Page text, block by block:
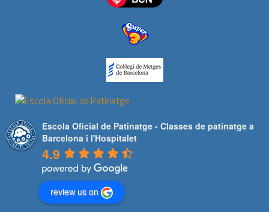
Escola Oficial de Patinatge - Classes de patinatge a
Barcelona i l'Hospitalet
4.9
review us on